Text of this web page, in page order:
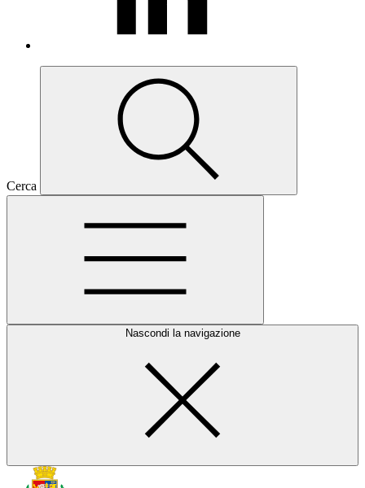
Cerca
Nascondi la navigazione